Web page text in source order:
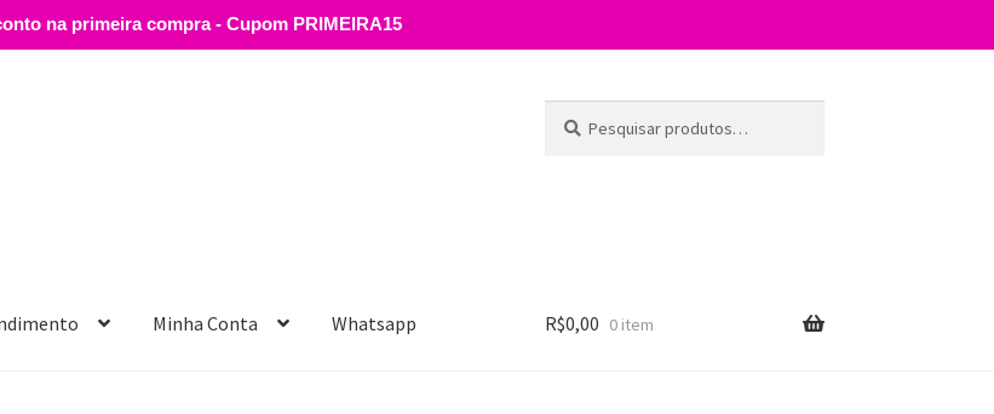
na primeira compra - Cupom PRIMEIRA15
por:
r
Minha Conta Whatsapp R$0,00 0 item